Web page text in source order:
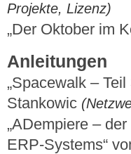
Projekte, Lizenz)
„Der Oktober im
Anleitungen
„Spacewalk –
Stankowic
„ADempiere –
ERP-Systems“